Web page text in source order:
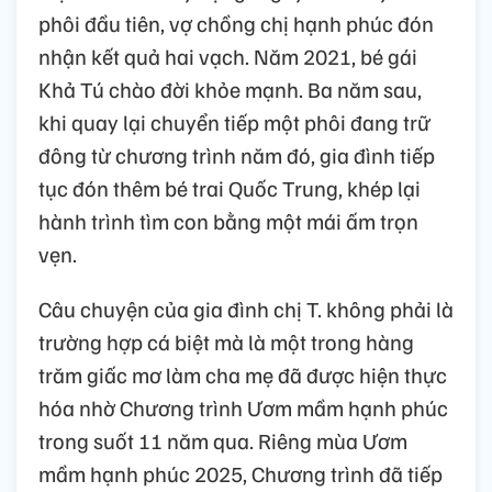
phôi đầu tiên, vợ chồng chị hạnh phúc đón
nhận kết quả hai vạch. Năm 2021, bé gái
Khả Tú chào đời khỏe mạnh. Ba năm sau,
khi quay lại chuyển tiếp một phôi đang trữ
đông từ chương trình năm đó, gia đình tiếp
tục đón thêm bé trai Quốc Trung, khép lại
hành trình tìm con bằng một mái ấm trọn
vẹn.
Câu chuyện của gia đình chị T. không phải là
trường hợp cá biệt mà là một trong hàng
trăm giấc mơ làm cha mẹ đã được hiện thực
hóa nhờ Chương trình Ươm mầm hạnh phúc
trong suốt 11 năm qua. Riêng mùa Ươm
mầm hạnh phúc 2025, Chương trình đã tiếp